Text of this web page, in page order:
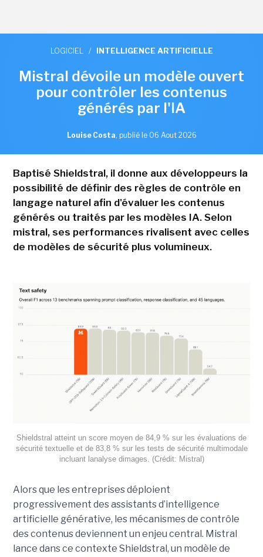
LOGICIEL / INTELLIGENCE ARTIFICIELLE
Mistral dévoile un modèle ouvert
pour contrôler les contenus
générés par l'IA
Louise Costa, publié le 06 Aout 2026
Baptisé Shieldstral, il donne aux développeurs la
possibilité de définir des règles de contrôle en
langage naturel afin d'évaluer les contenus
générés ou traités par les modèles IA. Selon
mistral, ses performances rivalisent avec celles
de modèles de sécurité plus volumineux.
Shieldstral atteint un score moyen de 84,9 % sur les évaluations de
sécurité textuelle et de 83,8 % sur les tests de sécurité multimodale
incluant lanalyse dimages. (Crédit: Mistral)
Alors que les entreprises déploient
progressivement des assistants d’intelligence
artificielle générative, les mécanismes de contrôle
des contenus deviennent un enjeu central. Mistral
lance dans ce contexte Shieldstral, un modèle de